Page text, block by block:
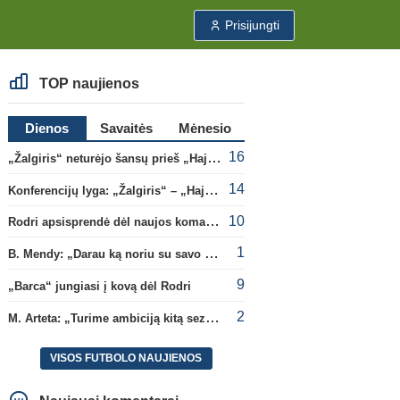
Prisijungti
TOP naujienos
Dienos Savaitės
Mėnesio
„Žalgiris“ neturėjo šansų prieš „Hajduk“
16
Konferencijų lyga: „Žalgiris“ – „Hajduk“ (rungtynės tiesiogiai) 14
Rodri apsisprendė dėl naujos komandos 10
B. Mendy: „Darau ką noriu su savo pasaulio čempionato titulu“ 1
„Barca“ jungiasi į kovą dėl Rodri 9
M. Arteta: „Turime ambiciją kitą sezoną kovoti dėl visų titulų“ 2
VISOS FUTBOLO NAUJIENOS